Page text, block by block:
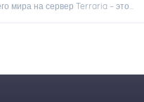
мира на сервер Terraria – это...